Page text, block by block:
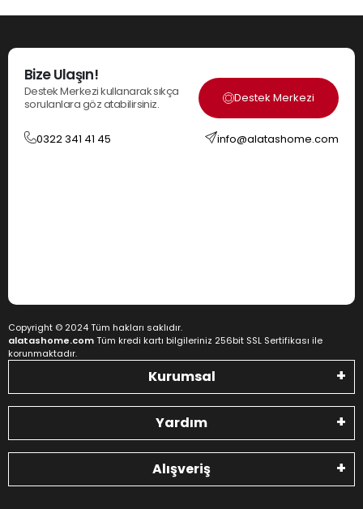
Bize Ulaşın!
Destek Merkezi kullanarak sıkça
sorulanlara göz atabilirsiniz.
Destek Merkezi
0322 341 41 45 info@alatashome.com
Copyright © 2024 Tüm hakları saklıdır.
alatashome.comTüm kredi kartı bilgileriniz 256bit SSL Sertifikası ile
korunmaktadır.
Kurumsal
Yardım
Alışveriş